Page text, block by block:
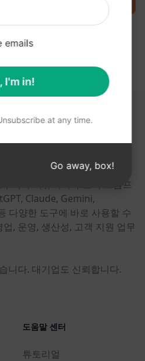
이 될 수 있습니다.
이자 커뮤니티 주도의 프롬프
Claude, Gemini,
다양한 도구에 바로 사용할 수
, 운영, 생산성, 고객 지원 업무
니다. 대기업도 신뢰합니다.
도움말 센터
튜토리얼
emails
I'm in!
at any time.
Go away, box!